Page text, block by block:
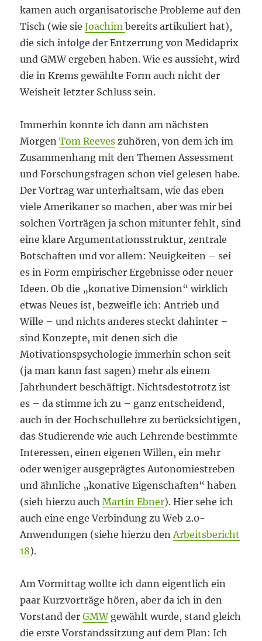
kamen auch organisatorische Probleme auf den
Tisch (wie sieJoachimbereits artikuliert hat),
die sich infolge der Entzerrung von Medidaprix
und GMW ergeben haben. Wie es aussieht, wird
die in Krems gewählte Form auch nicht der
Weisheit letzter Schluss sein.
Immerhin konnte ich dann am nächsten
MorgenTom Reeves zuhören, von dem ich im
Zusammenhang mit den Themen Assessment
und Forschungsfragen schon viel gelesen habe.
Der Vortrag war unterhaltsam, wie das eben
viele Amerikaner so machen, aber was mir bei
solchen Vorträgen ja schon mitunter fehlt, sind
eine klare Argumentationsstruktur, zentrale
Botschaften und vor allem: Neuigkeiten – sei
es in Form empirischer Ergebnisse oder neuer
Ideen. Ob die „konative Dimension“ wirklich
etwas Neues ist, bezweifle ich: Antrieb und
Wille – und nichts anderes steckt dahinter –
sind Konzepte, mit denen sich die
Motivationspsychologie immerhin schon seit
(ja man kann fast sagen) mehr als einem
Jahrhundert beschäftigt. Nichtsdestotrotz ist
es – da stimme ich zu – ganz entscheidend,
auch in der Hochschullehre zu berücksichtigen,
das Studierende wie auch Lehrende bestimmte
Interessen, einen eigenen Willen, ein mehr
oder weniger ausgeprägtes Autonomiestreben
und ähnliche „konative Eigenschaften“ haben
(sieh hierzu auchMartin Ebner). Hier sehe ich
auch eine enge Verbindung zu Web 2.0-
Anwendungen (siehe hierzu denArbeitsbericht
18).
Am Vormittag wollte ich dann eigentlich ein
paar Kurzvorträge hören, aber da ich in den
Vorstand derGMWgewählt wurde, stand gleich
die erste Vorstandssitzung auf dem Plan: Ich